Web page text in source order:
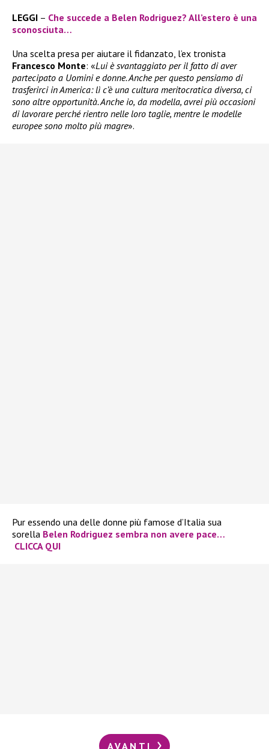
LEGGI – Che succede a Belen Rodriguez? All’estero è una
sconosciuta…
Una scelta presa per aiutare il fidanzato, l’ex tronista
Francesco Monte: «Lui è svantaggiato per il fatto di aver
partecipato a Uomini e donne. Anche per questo pensiamo di
trasferirci in America: lì c’è una cultura meritocratica diversa, ci
sono altre opportunità. Anche io, da modella, avrei più occasioni
di lavorare perché rientro nelle loro taglie, mentre le modelle
europee sono molto più magre».
Pur essendo una delle donne più famose d’Italia sua
sorella Belen Rodriguez sembra non avere pace…
CLICCA QUI
AVANTI